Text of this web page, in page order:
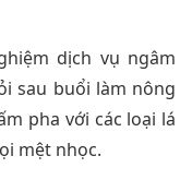
dịch vụ ngâm
sau buổi làm nông
pha với các loại lá
mệt nhọc.